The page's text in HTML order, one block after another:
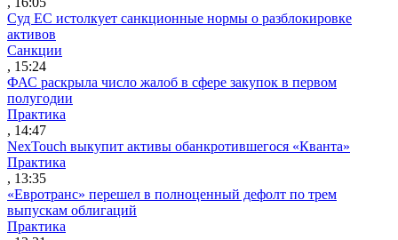
Суд ЕС истолкует санкционные нормы о разблокировке
активов
Санкции
, 15:24
ФАС раскрыла число жалоб в сфере закупок в первом
полугодии
Практика
, 14:47
NexTouch выкупит активы обанкротившегося «Кванта»
Практика
, 13:35
«Евротранс» перешел в полноценный дефолт по трем
выпускам облигаций
Практика